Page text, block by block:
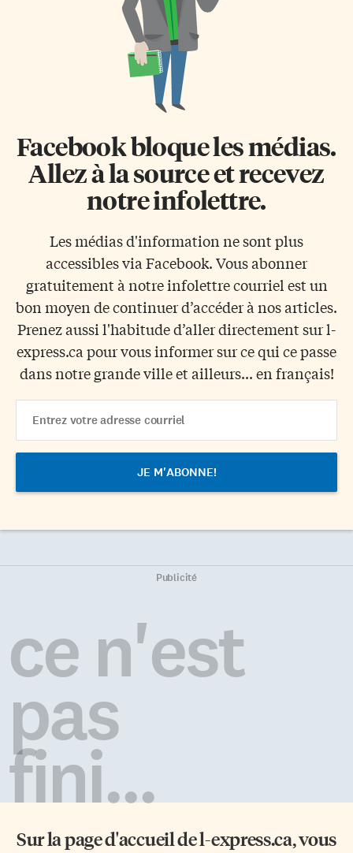
Facebook bloque les médias.
Allez à la source et recevez
notre infolettre.
Les médias d'information ne sont plus
accessibles via Facebook. Vous abonner
gratuitement à notre infolettre courriel est un
bon moyen de continuer d’accéder à nos articles.
Prenez aussi l'habitude d’aller directement sur l-
express.ca pour vous informer sur ce qui ce passe
dans notre grande ville et ailleurs... en français!
Address
Publicité
ce n'est
pas
fini...
Sur la page d'accueil del-express.ca, vous